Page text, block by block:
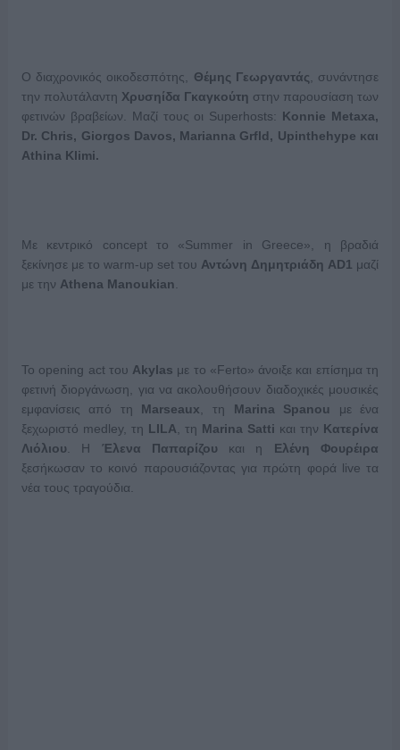
Ο διαχρονικός οικοδεσπότης, Θέμης Γεωργαντάς , συνάντησε
την πολυτάλαντη Χρυσηίδα Γκαγκούτη στην παρουσίαση των
φετινών βραβείων. Μαζί τους οι Superhosts: Konnie Metaxa,
Dr. Chris, Giorgos Davos, Marianna Grfld, Upinthehype και
Athina Klimi.
Με κεντρικό concept το «Summer in Greece», η βραδιά
ξεκίνησε με το warm-up set του Αντώνη Δημητριάδη AD1 μαζί
με την Athena Manoukian
Το opening act του Akylas με το «Ferto» άνοιξε και επίσημα τη
φετινή διοργάνωση, για να ακολουθήσουν διαδοχικές μουσικές
εμφανίσεις από τη Marseaux , τη Marina Spanou
με ένα
ξεχωριστό medley, τη LILA , τη Marina Satti και την Κατερίνα
Λιόλιου . Η Έλενα Παπαρίζου και η Ελένη Φουρέιρα
ξεσήκωσαν το κοινό παρουσιάζοντας για πρώτη φορά live τα
νέα τους τραγούδια.